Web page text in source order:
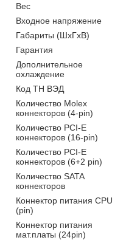
Вес
Входное напряжение
Габариты (ШхГхВ)
Гарантия
Дополнительное
охлаждение
Код ТН ВЭД
Количество Molex
коннекторов (4-pin)
Количество PCI-E
коннекторов (16-pin)
Количество PCI-E
коннекторов (6+2 pin)
Количество SATA
коннекторов
Коннектор питания CPU
(pin)
Коннектор питания
мат.платы (24pin)